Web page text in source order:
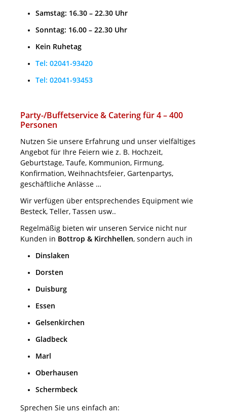
Samstag: 16.30 – 22.30 Uhr
Sonntag: 16.00 – 22.30 Uhr
Kein Ruhetag
Tel: 02041-93420
Tel: 02041-93453
Party-/Buffetservice & Catering für 4 – 400
Personen
Nutzen Sie unsere Erfahrung und unser vielfältiges
Angebot für Ihre Feiern wie z. B. Hochzeit,
Geburtstage, Taufe, Kommunion, Firmung,
Konfirmation, Weihnachtsfeier, Gartenpartys,
geschäftliche Anlässe …
Wir verfügen über entsprechendes Equipment wie
Besteck, Teller, Tassen usw..
Regelmäßig bieten wir unseren Service nicht nur
Kunden in Bottrop & Kirchhellen, sondern auch in
Dinslaken
Dorsten
Duisburg
Essen
Gelsenkirchen
Gladbeck
Marl
Oberhausen
Schermbeck
Sprechen Sie uns einfach an: